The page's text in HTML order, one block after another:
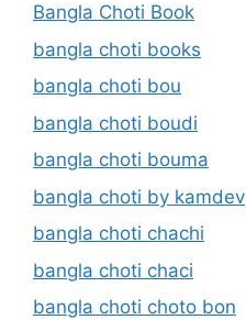
Bangla Choti Book
bangla choti books
bangla choti bou
bangla choti boudi
bangla choti bouma
bangla choti by kamdev
bangla choti chachi
bangla choti chaci
bangla choti choto bon